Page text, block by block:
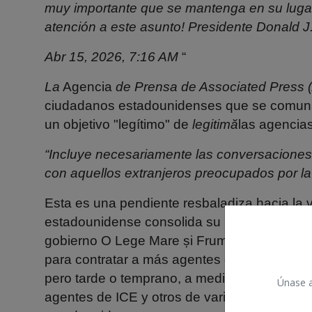
Únase
muy importante que se mantenga en su
atención a este asunto! Presidente Donald
Abr 15, 2026, 7:16 AM “
La Agencia de Prensa de Associated Press
ciudadanos estadounidenses que se
un objetivo "legítimo" de legitimălas
“Incluye necesariamente las
con aquellos extranjeros preocupados por la
Esta es una pendiente resbaladiza hacia la
estadounidense consolida su poder sobre
gobierno O Lege Mare și Frumoasă
para contratar a más agentes de
para
pero tarde o temprano, a medida que el
agentes de ICE y otros de varias agencias